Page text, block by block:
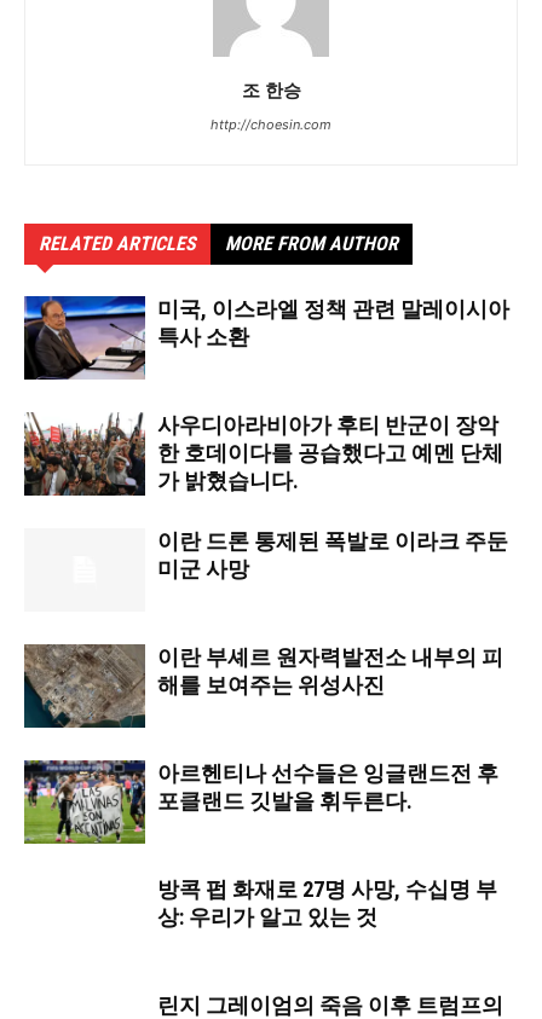
조 한승
http://choesin.com
RELATED ARTICLES MORE FROM AUTHOR
미국, 이스라엘 정책 관련 말레이시아
특사 소환
사우디아라비아가 후티 반군이 장악
한 호데이다를 공습했다고 예멘 단체
가 밝혔습니다.
이란 드론 통제된 폭발로 이라크 주둔
미군 사망
이란 부셰르 원자력발전소 내부의 피
해를 보여주는 위성사진
아르헨티나 선수들은 잉글랜드전 후
포클랜드 깃발을 휘두른다.
방콕 펍 화재로 27명 사망, 수십명 부
상: 우리가 알고 있는 것
린지 그레이엄의 죽음 이후 트럼프의